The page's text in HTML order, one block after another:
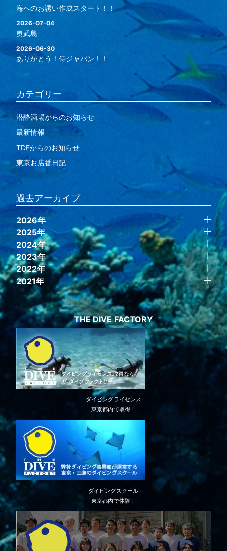
海へのお誘い作成スタート！！
2026-07-04
奥武島
2026-06-30
ありがとう！侍ジャパン！！
カテゴリー
潜酔酒場からのお知らせ
最新情報
TDFからのお知らせ
東京お店番日記
過去アーカイブ
2026年
2025年
2024年
2023年
2022年
2021年
THE DIVE FACTORY
ダイビングライセンス
東京都内で取得！
ダイビングスクール
東京都内で体験！